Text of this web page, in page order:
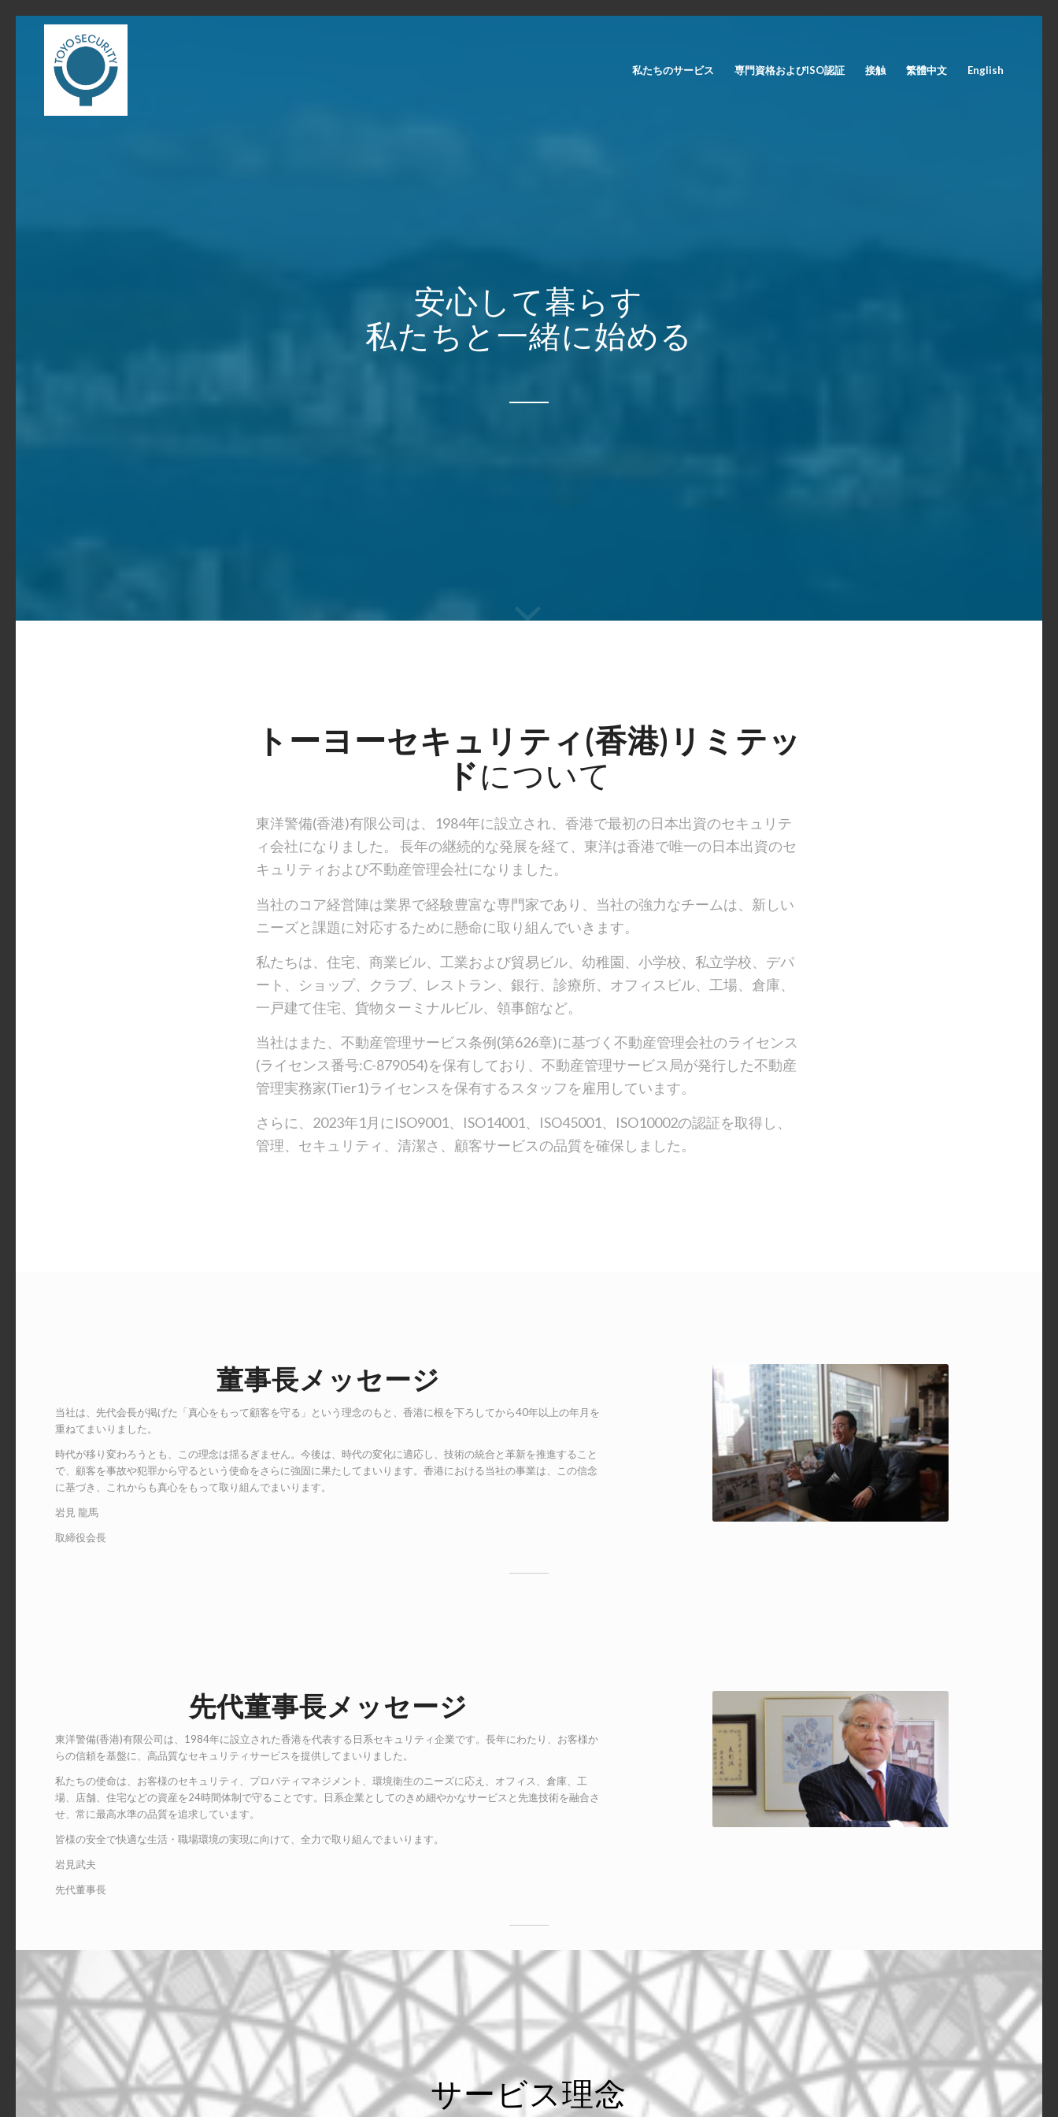
私たちのサービス 専門資格およびISO認証 接触 繁體中文 English
安心して暮らす
私たちと一緒に始める
トーヨーセキュリティ(香港)リミテッ
ドについて
東洋警備(香港)有限公司は、1984年に設立され、香港で最初の日本出資のセキュリテ
ィ会社になりました。 長年の継続的な発展を経て、東洋は香港で唯一の日本出資のセ
キュリティおよび不動産管理会社になりました。
当社のコア経営陣は業界で経験豊富な専門家であり、当社の強力なチームは、新しい
ニーズと課題に対応するために懸命に取り組んでいきます。
私たちは、住宅、商業ビル、工業および貿易ビル、幼稚園、小学校、私立学校、デパ
ート、ショップ、クラブ、レストラン、銀行、診療所、オフィスビル、工場、倉庫、
一戸建て住宅、貨物ターミナルビル、領事館など。
当社はまた、不動産管理サービス条例(第626章)に基づく不動産管理会社のライセンス
(ライセンス番号:C-879054)を保有しており、不動産管理サービス局が発行した不動産
管理実務家(Tier1)ライセンスを保有するスタッフを雇用しています。
さらに、2023年1月にISO9001、ISO14001、ISO45001、ISO10002の認証を取得し、
管理、セキュリティ、清潔さ、顧客サービスの品質を確保しました。
董事長メッセージ
当社は、先代会長が掲げた「真心をもって顧客を守る」という理念のもと、香港に根を下ろしてから40年以上の年月を
重ねてまいりました。
時代が移り変わろうとも、この理念は揺るぎません。今後は、時代の変化に適応し、技術の統合と革新を推進すること
で、顧客を事故や犯罪から守るという使命をさらに強固に果たしてまいります。香港における当社の事業は、この信念
に基づき、これからも真心をもって取り組んでまいります。
岩見 龍馬
取締役会長
先代董事長メッセージ
東洋警備(香港)有限公司は、1984年に設立された香港を代表する日系セキュリティ企業です。長年にわたり、お客様か
らの信頼を基盤に、高品質なセキュリティサービスを提供してまいりました。
私たちの使命は、お客様のセキュリティ、プロパティマネジメント、環境衛生のニーズに応え、オフィス、倉庫、工
場、店舗、住宅などの資産を24時間体制で守ることです。日系企業としてのきめ細やかなサービスと先進技術を融合さ
せ、常に最高水準の品質を追求しています。
皆様の安全で快適な生活・職場環境の実現に向けて、全力で取り組んでまいります。
岩見武夫
先代董事長
サービス理念